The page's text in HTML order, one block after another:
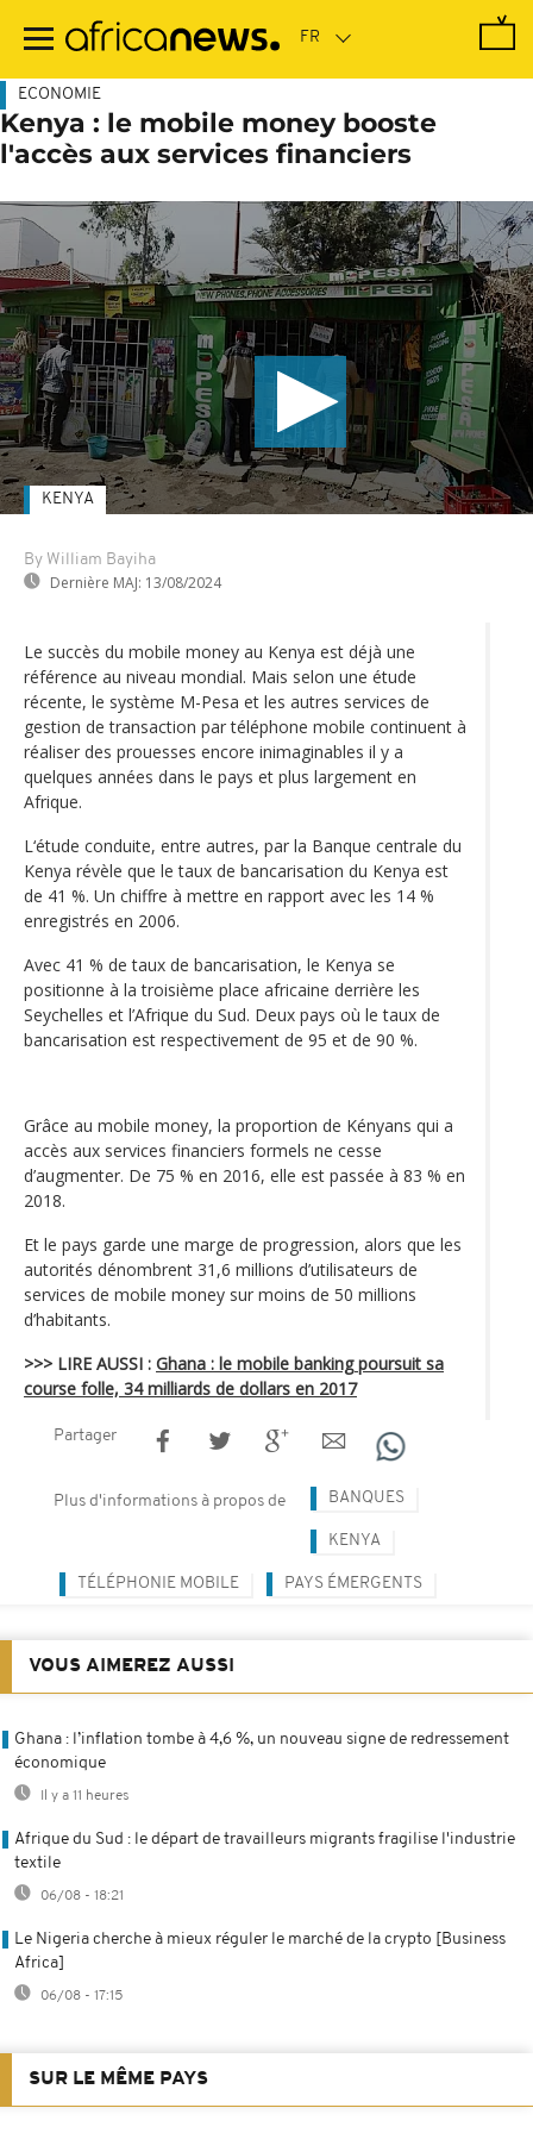
contenu
ECONOMIE
Kenya : le mobile money booste
l'accès aux services financiers
By William Bayiha
Dernière MAJ: 13/08/2024
KENYA
Le succès du mobile money au Kenya est déjà une
référence au niveau mondial. Mais selon une étude
récente, le système M-Pesa et les autres services de
gestion de transaction par téléphone mobile continuent à
réaliser des prouesses encore inimaginables il y a
quelques années dans le pays et plus largement en
Afrique.
L‘étude conduite, entre autres, par la Banque centrale du
Kenya révèle que le taux de bancarisation du Kenya est
de 41 %. Un chiffre à mettre en rapport avec les 14 %
enregistrés en 2006.
Avec 41 % de taux de bancarisation, le Kenya se
positionne à la troisième place africaine derrière les
Seychelles et l’Afrique du Sud. Deux pays où le taux de
bancarisation est respectivement de 95 et de 90 %.
Grâce au mobile money, la proportion de Kényans qui a
accès aux services financiers formels ne cesse
d’augmenter. De 75 % en 2016, elle est passée à 83 % en
2018.
Et le pays garde une marge de progression, alors que les
autorités dénombrent 31,6 millions d’utilisateurs de
services de mobile money sur moins de 50 millions
d’habitants.
>>> LIRE AUSSI : Ghana : le mobile banking poursuit sa
course folle, 34 milliards de dollars en 2017
Partager
Plus d'informations à propos de BANQUES
KENYA
TÉLÉPHONIE MOBILE PAYS ÉMERGENTS
VOUS AIMEREZ AUSSI
Ghana : l’inflation tombe à 4,6 %, un nouveau signe de redressement
économique
Il y a 11 heures
Afrique du Sud : le départ de travailleurs migrants fragilise l'industrie
textile
06/08 - 18:21
Le Nigeria cherche à mieux réguler le marché de la crypto [Business
Africa]
06/08 - 17:15
SUR LE MÊME PAYS